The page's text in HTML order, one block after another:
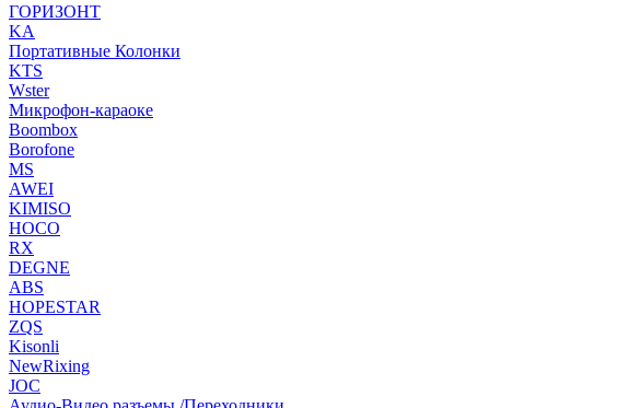
ГОРИЗОНТ
KA
Портативные Колонки
KTS
Wster
Микрофон-караоке
Boombox
Borofone
MS
AWEI
KIMISO
HOCO
RX
DEGNE
ABS
HOPESTAR
ZQS
Kisonli
NewRixing
JOC